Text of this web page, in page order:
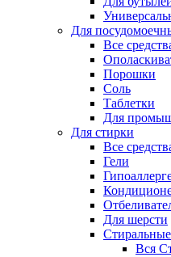
Для
Все
Порошки
Соль
Таблетки
Для
Для стирки
Все
Гели
Для шерсти
Вся